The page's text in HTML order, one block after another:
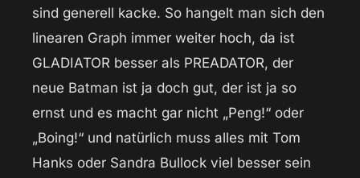
sind generell kacke. So hangelt man sich den
linearen Graph immer weiter hoch, da ist
GLADIATOR besser als PREADATOR, der
neue Batman ist ja doch gut, der ist ja so
ernst und es macht gar nicht „Peng!“ oder
„Boing!“ und natürlich muss alles mit Tom
Hanks oder Sandra Bullock viel besser sein